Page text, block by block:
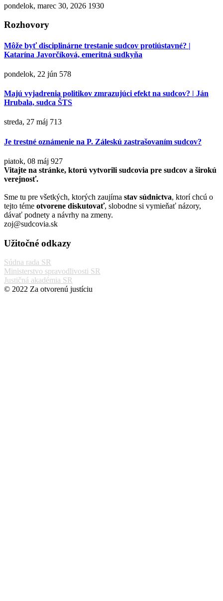
pondelok, marec 30, 2026 1930
Rozhovory
Môže byť disciplinárne trestanie sudcov protiústavné? |
Katarína Javorčíková, emeritná sudkyňa
pondelok, 22 jún 578
Majú vyjadrenia politikov zmrazujúci efekt na sudcov? | Ján
Hrubala, sudca ŠTS
streda, 27 máj 713
Je trestné oznámenie na P. Záleskú zastrašovaním sudcov?
piatok, 08 máj 927
Vitajte na stránke, ktorú vytvorili sudcovia pre sudcov a širokú
verejnosť.
Sme tu pre všetkých, ktorých zaujíma stav súdnictva, ktorí chcú o
tejto téme otvorene diskutovať, slobodne si vymieňať názory,
dávať podnety a návrhy na zmeny.
zoj@sudcovia.sk
Užitočné odkazy
Súdna rada SR
Ministerstvo spravodlivosti SR
Justičná akadémia SR
© 2022 Za otvorenú justíciu